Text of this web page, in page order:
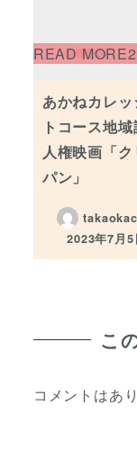
あかねカレッ
トコース地
人権映画「
パン」
投稿日
2023年7月5
こ
コメントはあ